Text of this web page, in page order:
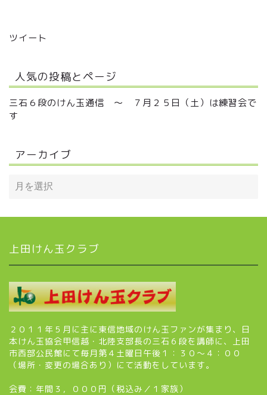
ツイート
人気の投稿とページ
三石６段のけん玉通信 ～ ７月２５日（土）は練習会で
す
アーカイブ
上田けん玉クラブ
２０１１年５月に主に東信地域のけん玉ファンが集まり、日
本けん玉協会甲信越・北陸支部長の三石６段を講師に、上田
市西部公民館にて毎月第４土曜日午後１：３０～４：００
（場所・変更の場合あり）にて活動をしています。
会費：年間３，０００円（税込み／１家族）